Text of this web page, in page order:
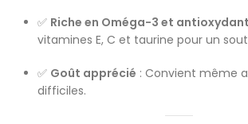
✅ Riche en Oméga-3 et
vitamines E, C et taurine pour un
✅ Goût apprécié : Convient même
difficiles.